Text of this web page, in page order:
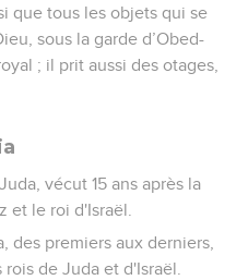
que tous les objets qui se
sous la garde d’Obed-
; il prit aussi des otages,
vécut 15 ans après la
et le roi d'Israël.
des premiers aux derniers,
de Juda et d'Israël.